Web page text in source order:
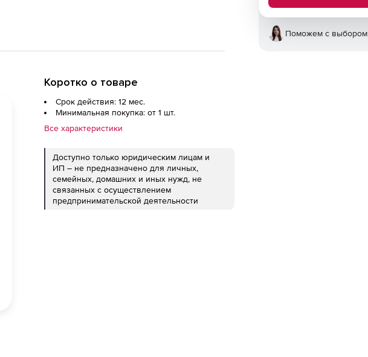
Коротко о товаре
Срок действия: 12 мес.
Минимальная покупка: от 1 шт.
Все характеристики
Доступно только юридическим лицам и
ИП – не предназначено для личных,
семейных, домашних и иных нужд, не
связанных с осуществлением
предпринимательской деятельности
Поможем с выбором